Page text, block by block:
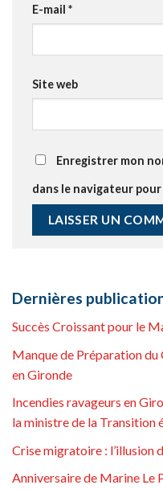
E-mail *
Site web
Enregistrer mon
dans le navigateur
Dernières
Succès Croissant pour le
Manque de Préparation du
en Gironde
Incendies ravageurs en
la ministre de la Transition
Crise migratoire : l’illusion
Anniversaire de Marine Le